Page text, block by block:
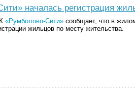
началась регистрация
«Румболово-Сити» сообщает, что в
жильцов по месту жительства.